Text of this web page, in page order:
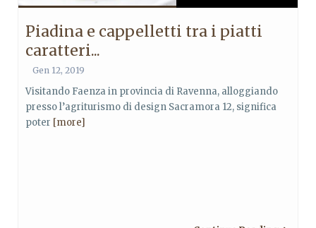
Piadina e cappelletti tra i piatti
caratteri...
Gen 12, 2019
Visitando Faenza in provincia di Ravenna, alloggiando
presso l’agriturismo di design Sacramora 12, significa
poter [more]